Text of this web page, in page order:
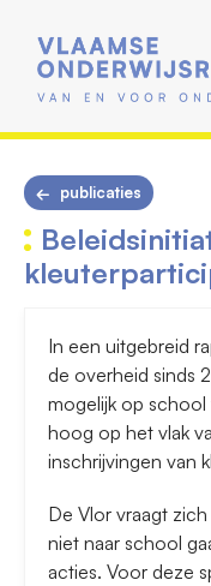
publicaties
In een uitgebreid
de overheid sinds
mogelijk op
hoog op het vlak
inschrijvingen van
De Vlor vraagt
niet naar school
acties. Voor deze